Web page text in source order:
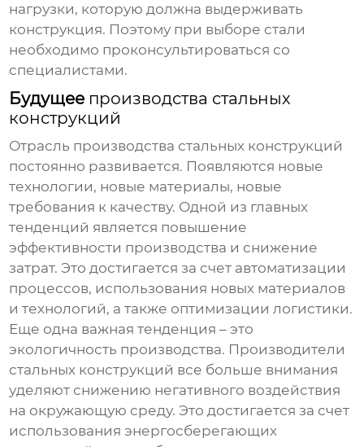
нагрузки, которую должна выдерживать
конструкция. Поэтому при выборе стали
необходимо проконсультироваться со
специалистами.
Будущее производства стальных
конструкций
Отрасль производства стальных конструкций
постоянно развивается. Появляются новые
технологии, новые материалы, новые
требования к качеству. Одной из главных
тенденций является повышение
эффективности производства и снижение
затрат. Это достигается за счет автоматизации
процессов, использования новых материалов
и технологий, а также оптимизации логистики.
Еще одна важная тенденция – это
экологичность производства. Производители
стальных конструкций все больше внимания
уделяют снижению негативного воздействия
на окружающую среду. Это достигается за счет
использования энергосберегающих